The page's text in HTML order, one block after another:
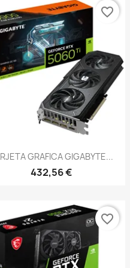
Vista rápida
GRAFICA GIGABYTE...
432,56 €
favorite_border
favorite_border